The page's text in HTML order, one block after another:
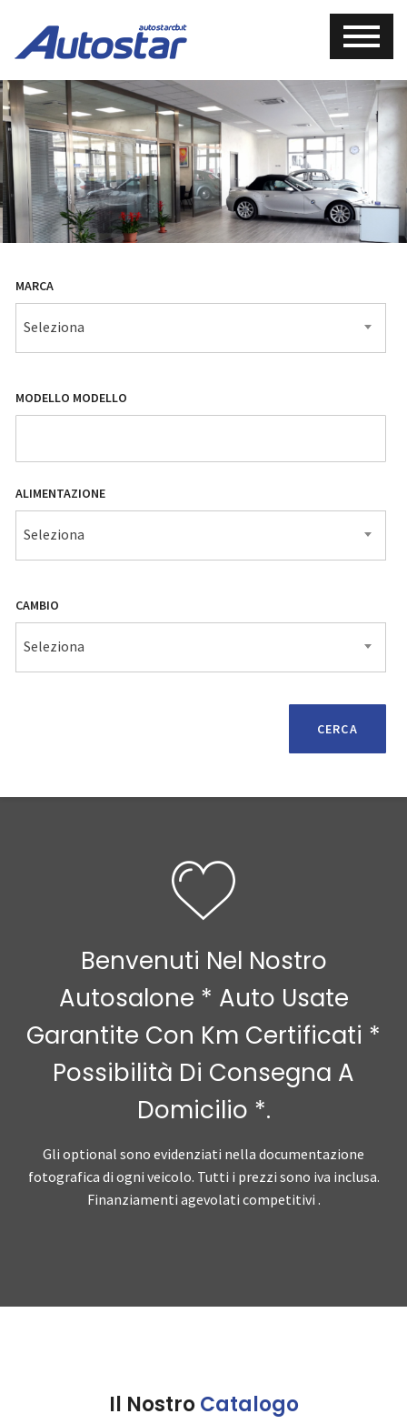
MARCA
Seleziona
MODELLO MODELLO
ALIMENTAZIONE
Seleziona
CAMBIO
Seleziona
Benvenuti Nel Nostro
Autosalone * Auto Usate
Garantite Con Km Certificati *
Possibilità Di Consegna A
Domicilio *.
Gli optional sono evidenziati nella documentazione
fotografica di ogni veicolo. Tutti i prezzi sono iva inclusa.
Finanziamenti agevolati competitivi .
Il NostroCatalogo